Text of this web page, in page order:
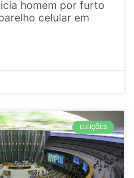
homem por furto
celular em
ELEIÇÕES